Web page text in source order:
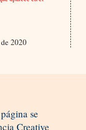
2020
se
Creative